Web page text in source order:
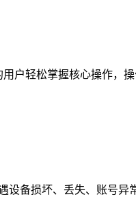
户轻松掌握核心操作，
备损坏、丢失、账号